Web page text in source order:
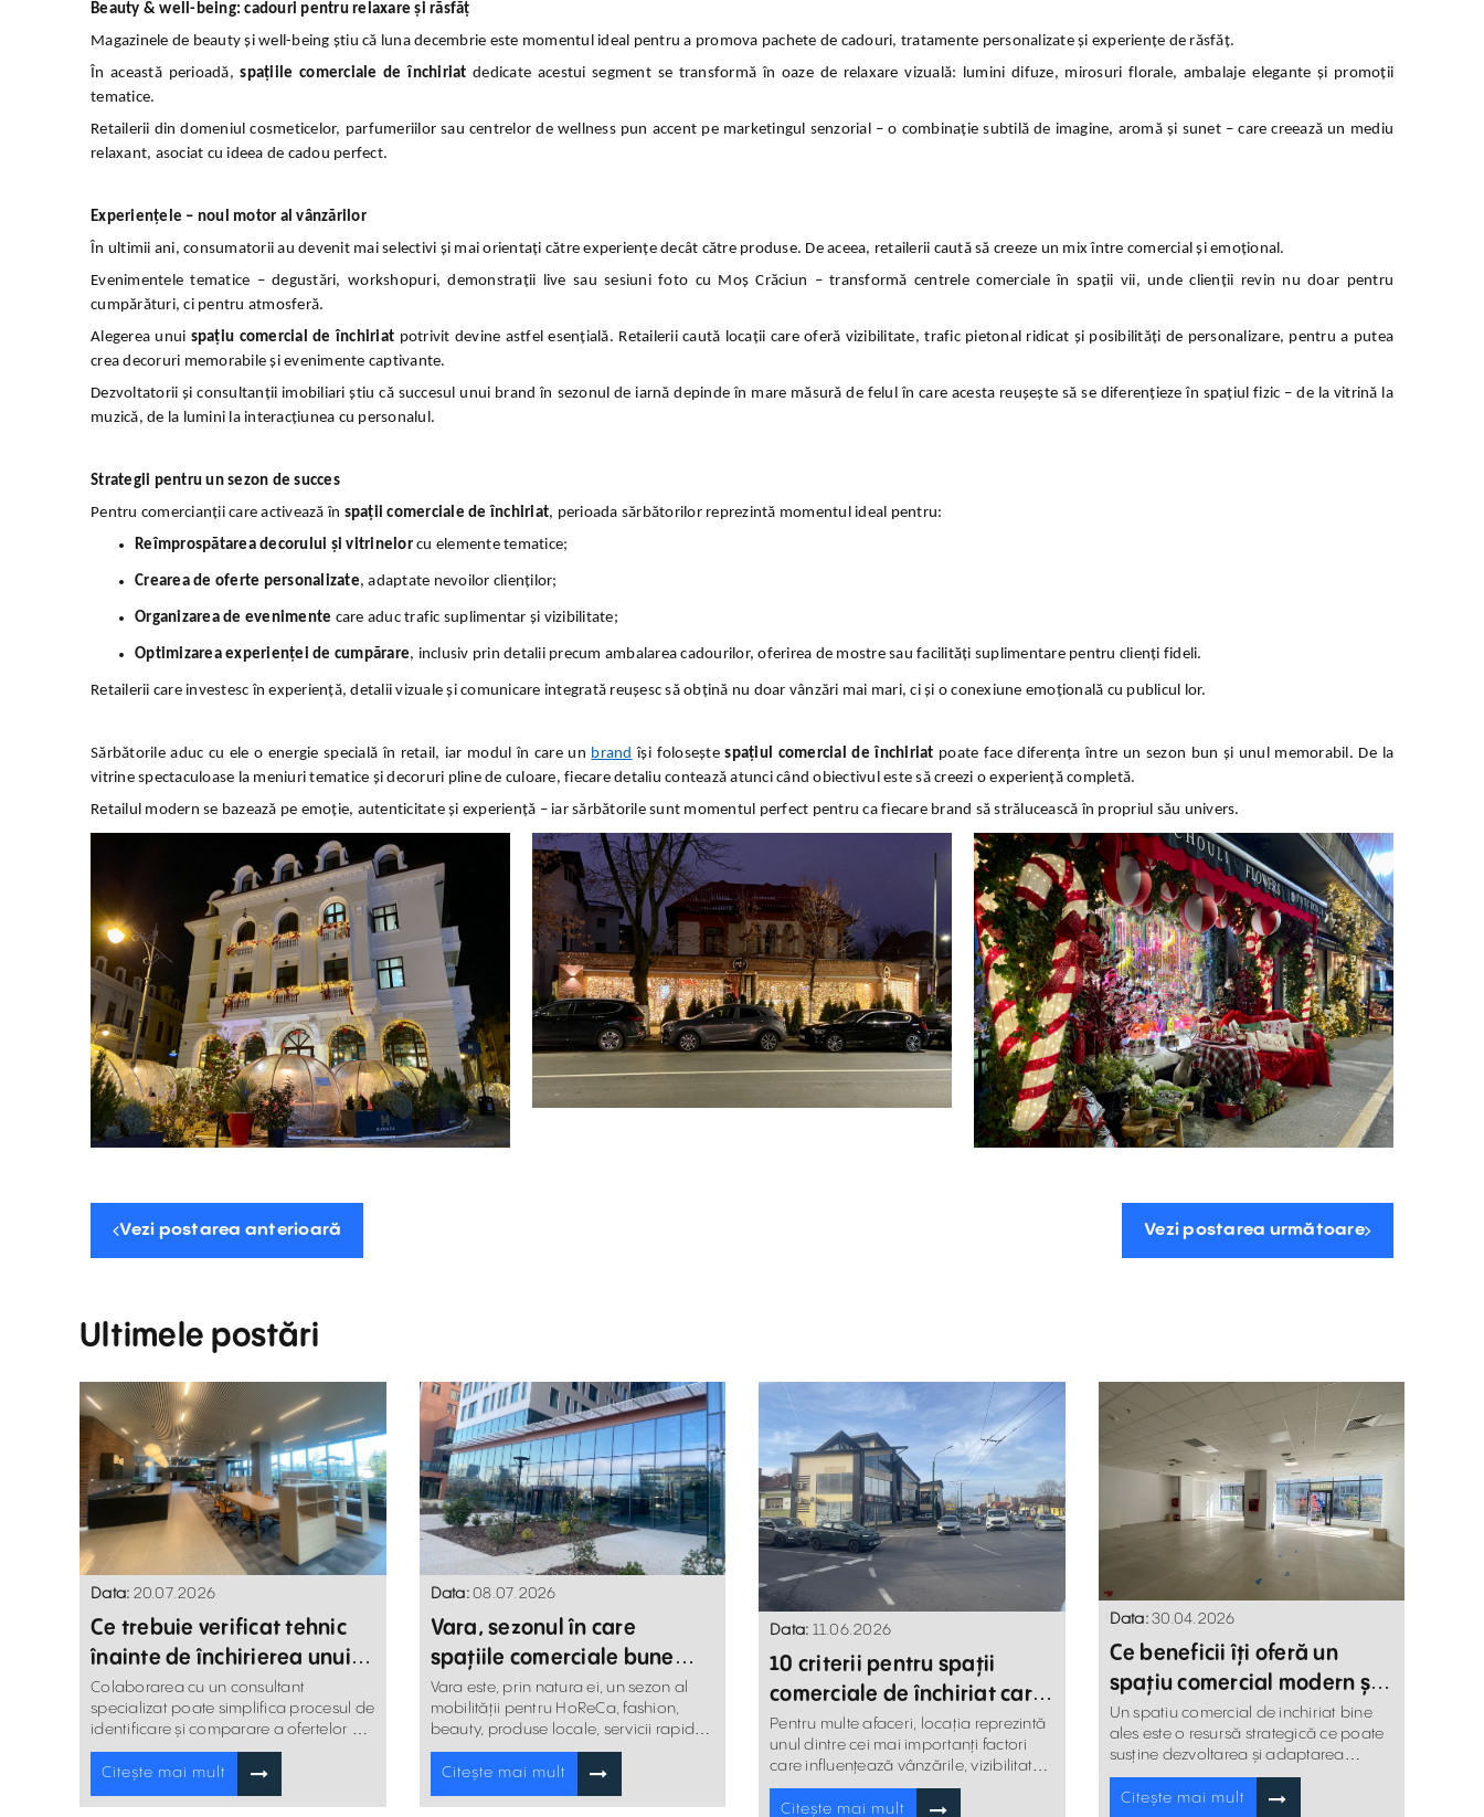
Beauty & well-being: cadouri pentru relaxare și răsfăț
Magazinele de beauty și well-being știu că luna decembrie este momentul ideal pentru a promova pachete de cadouri, tratamente personalizate și experiențe de răsfăț.
În această perioadă,spațiile comerciale de închiriat dedicate acestui segment se transformă în oaze de relaxare vizuală: lumini difuze, mirosuri florale, ambalaje elegante și promoții
tematice.
Retailerii din domeniul cosmeticelor, parfumeriilor sau centrelor de wellness pun accent pe marketingul senzorial – o combinație subtilă de imagine, aromă și sunet – care creează un mediu
relaxant, asociat cu ideea de cadou perfect.
Experiențele – noul motor al vânzărilor
În ultimii ani, consumatorii au devenit mai selectivi și mai orientați către experiențe decât către produse. De aceea, retailerii caută să creeze un mix între comercial și emoțional.
Evenimentele tematice – degustări, workshopuri, demonstrații live sau sesiuni foto cu Moș Crăciun – transformă centrele comerciale în spații vii, unde clienții revin nu doar pentru
cumpărături, ci pentru atmosferă.
Alegerea unui spațiu comercial de închiriat potrivit devine astfel esențială. Retailerii caută locații care oferă vizibilitate, trafic pietonal ridicat și posibilități de personalizare, pentru a putea
crea decoruri memorabile și evenimente captivante.
Dezvoltatorii și consultanții imobiliari știu că succesul unui brand în sezonul de iarnă depinde în mare măsură de felul în care acesta reușește să se diferențieze în spațiul fizic – de la vitrină la
muzică, de la lumini la interacțiunea cu personalul.
Strategii pentru un sezon de succes
Pentru comercianții care activează în spații comerciale de închiriat, perioada sărbătorilor reprezintă momentul ideal pentru:
Reîmprospătarea decorului și vitrinelorcu elemente tematice;
Crearea de oferte personalizate, adaptate nevoilor clienților;
Organizarea de evenimente care aduc trafic suplimentar și vizibilitate;
Optimizarea experienței de cumpărare, inclusiv prin detalii precum ambalarea cadourilor, oferirea de mostre sau facilități suplimentare pentru clienți fideli.
Retailerii care investesc în experiență, detalii vizuale și comunicare integrată reușesc să obțină nu doar vânzări mai mari, ci și o conexiune emoțională cu publicul lor.
Sărbătorile aduc cu ele o energie specială în retail, iar modul în care un brand își foloseștespațiul comercial de închiriat poate face diferența între un sezon bun și unul memorabil. De la
vitrine spectaculoase la meniuri tematice și decoruri pline de culoare, fiecare detaliu contează atunci când obiectivul este să creezi o experiență completă.
Retailul modern se bazează pe emoție, autenticitate și experiență – iar sărbătorile sunt momentul perfect pentru ca fiecare brand să strălucească în propriul său univers.
Vezi postarea anterioară Vezi postarea următoare
Ultimele postări
Data: 20.07.2026
Ce trebuie verificat tehnic
înainte de închirierea unui
spațiu comercial
Colaborarea cu un consultant
specializat poate simplifica procesul de
identificare și comparare a ofertelor de
spații comerciale de închiriat.
Citește mai mult
Data:08.07.2026
Vara, sezonul în care
spațiile comerciale bune
devin și mai valoroase
Vara este, prin natura ei, un sezon al
mobilității pentru HoReCa, fashion,
beauty, produse locale, servicii rapide
sau retail alimentar,
Citește mai mult
Data: 11.06.2026
10 criterii pentru spații
comerciale de închiriat care
pot face diferența între
succes și eșec
Pentru multe afaceri, locația reprezintă
unul dintre cei mai importanți factori
care influențează vânzările, vizibilitatea
brandului și experiența clienților.
Citește mai mult
Data:30.04.2026
Ce beneficii îți oferă un
spațiu comercial modern și
cum îți influențează
businessul
Un spatiu comercial de inchiriat bine
ales este o resursă strategică ce poate
susține dezvoltarea și adaptarea
businessului tău.
Citește mai mult